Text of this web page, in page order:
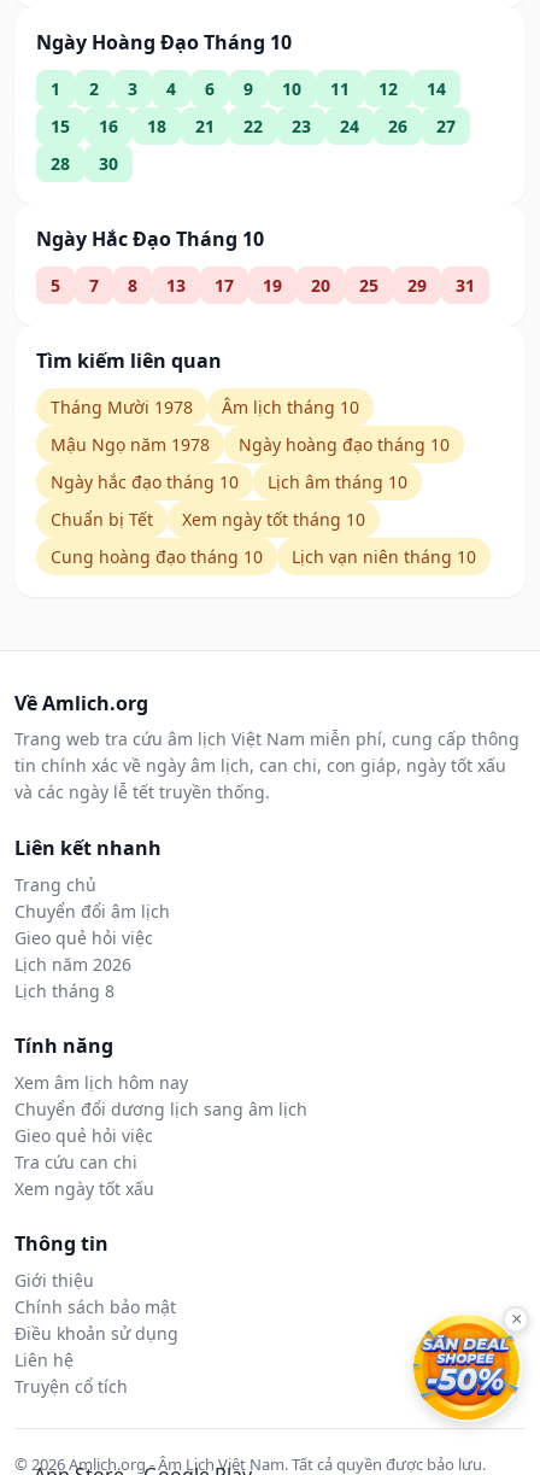
Ngày Hoàng Đạo Tháng 10
1 2 3 4 6 9 10 11 12
14
15
16 18 21 22 23 24 26
27
28
30
Ngày Hắc Đạo Tháng 10
5 7 8 13 17 19 20 25 29 31
Tìm kiếm liên quan
Tháng Mười 1978
Âm lịch tháng 10
Mậu Ngọ năm 1978
Ngày hoàng đạo tháng 10
Ngày hắc đạo tháng 10
Lịch âm tháng 10
Chuẩn bị Tết
Xem ngày tốt tháng 10
Cung hoàng đạo tháng 10
Lịch vạn niên tháng 10
Về Amlich.org
Trang web tra cứu âm lịch Việt Nam miễn phí, cung cấp thông
tin chính xác về ngày âm lịch, can chi, con giáp, ngày tốt xấu
và các ngày lễ tết truyền thống.
Liên kết nhanh
Trang chủ
Chuyển đổi âm lịch
Gieo quẻ hỏi việc
Lịch năm 2026
Lịch tháng 8
Tính năng
Xem âm lịch hôm nay
Chuyển đổi dương lịch sang âm lịch
Gieo quẻ hỏi việc
Tra cứu can chi
Xem ngày tốt xấu
Thông tin
Giới thiệu
Chính sách bảo mật
Điều khoản sử dụng
Liên hệ
Truyện cổ tích
© 2026 Amlich.org - Âm Lịch Việt Nam. Tất cả quyền được bảo lưu.
×